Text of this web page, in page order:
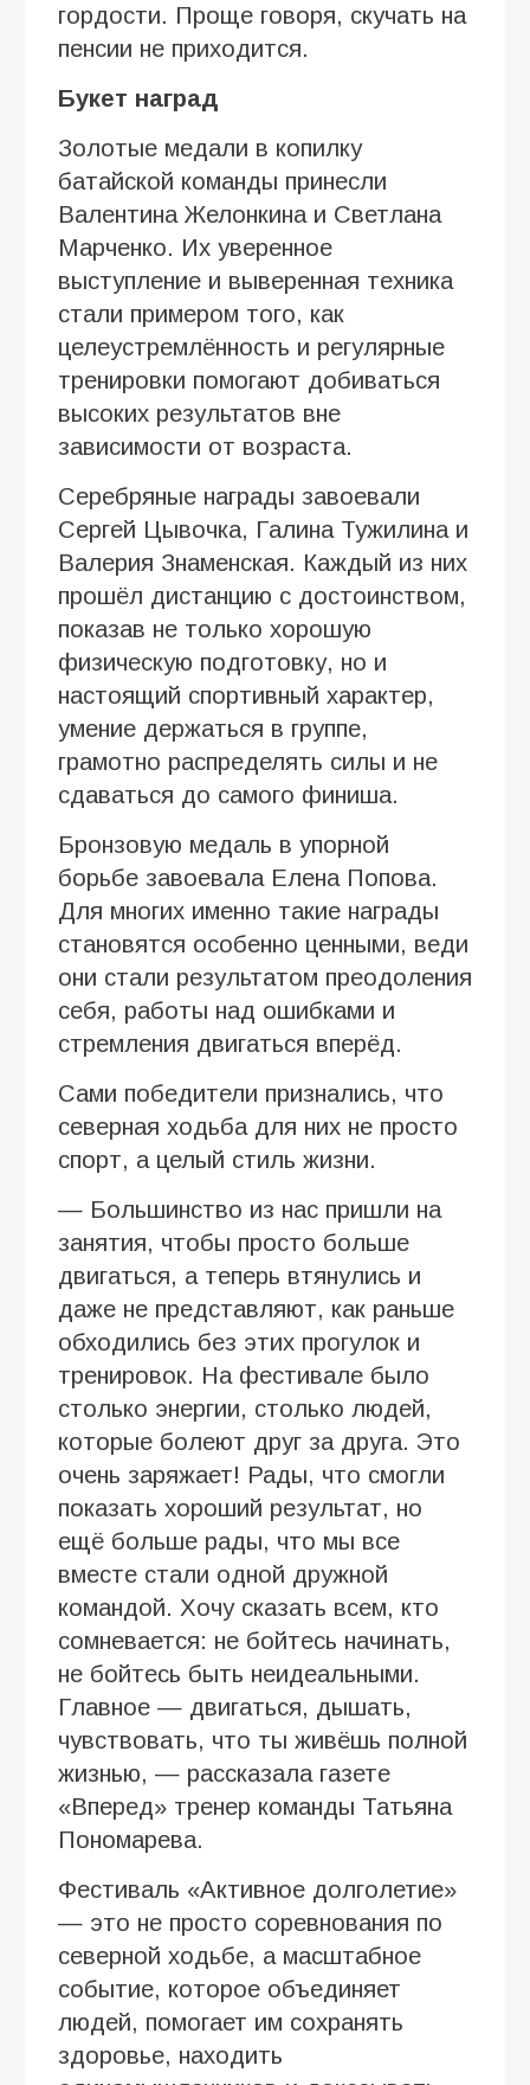
гордости. Проще говоря, скучать на
пенсии не приходится.
Букет наград
Золотые медали в копилку
батайской команды принесли
Валентина Желонкина и Светлана
Марченко. Их уверенное
выступление и выверенная техника
стали примером того, как
целеустремлённость и регулярные
тренировки помогают добиваться
высоких результатов вне
зависимости от возраста.
Серебряные награды завоевали
Сергей Цывочка, Галина Тужилина и
Валерия Знаменская. Каждый из них
прошёл дистанцию с достоинством,
показав не только хорошую
физическую подготовку, но и
настоящий спортивный характер,
умение держаться в группе,
грамотно распределять силы и не
сдаваться до самого финиша.
Бронзовую медаль в упорной
борьбе завоевала Елена Попова.
Для многих именно такие награды
становятся особенно ценными, веди
они стали результатом преодоления
себя, работы над ошибками и
стремления двигаться вперёд.
Сами победители признались, что
северная ходьба для них не просто
спорт, а целый стиль жизни.
— Большинство из нас пришли на
занятия, чтобы просто больше
двигаться, а теперь втянулись и
даже не представляют, как раньше
обходились без этих прогулок и
тренировок. На фестивале было
столько энергии, столько людей,
которые болеют друг за друга. Это
очень заряжает! Рады, что смогли
показать хороший результат, но
ещё больше рады, что мы все
вместе стали одной дружной
командой. Хочу сказать всем, кто
сомневается: не бойтесь начинать,
не бойтесь быть неидеальными.
Главное — двигаться, дышать,
чувствовать, что ты живёшь полной
жизнью, — рассказала газете
«Вперед» тренер команды Татьяна
Пономарева.
Фестиваль «Активное долголетие»
— это не просто соревнования по
северной ходьбе, а масштабное
событие, которое объединяет
людей, помогает им сохранять
здоровье, находить